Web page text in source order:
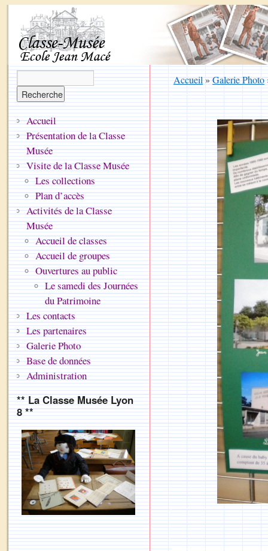
Accueil»Galerie Photo
Accueil
Présentation de la Classe
Musée
Visite de la Classe Musée
Les collections
Plan d’accès
Activités de la Classe
Musée
Accueil de classes
Accueil de groupes
Ouvertures au public
Le samedi des Journées
du Patrimoine
Les contacts
Les partenaires
Galerie Photo
Base de données
Administration
** La Classe Musée Lyon
8 **